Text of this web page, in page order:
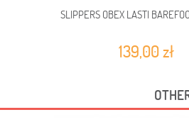
SLIPPERS OBEX LASTI
139,00 zł